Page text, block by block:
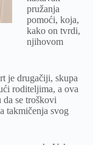
pružanja
pomoći, koja,
kako on tvrdi,
njihovom
je drugačiji, skupa
roditeljima, a ova
da se troškovi
takmičenja svog